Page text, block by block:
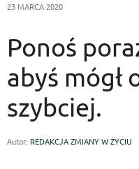
23 MARCA 2020
Ponoś
abyś mógł
szybciej.
Autor: REDAKCJA ZMIANY W ŻYCIU